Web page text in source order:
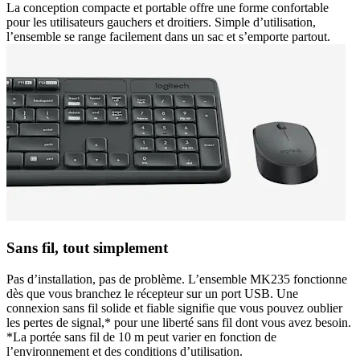
La conception compacte et portable offre une forme confortable
pour les utilisateurs gauchers et droitiers. Simple d’utilisation,
l’ensemble se range facilement dans un sac et s’emporte partout.
Sans fil, tout simplement
Pas d’installation, pas de problème. L’ensemble MK235 fonctionne
dès que vous branchez le récepteur sur un port USB. Une
connexion sans fil solide et fiable signifie que vous pouvez oublier
les pertes de signal,* pour une liberté sans fil dont vous avez besoin.
*La portée sans fil de 10 m peut varier en fonction de
l’environnement et des conditions d’utilisation.